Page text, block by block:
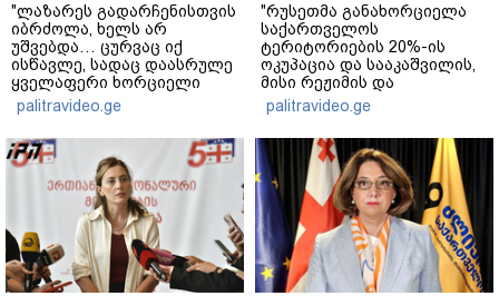
"ლაზარეს გადარჩენისთვის
იბრძოლა, ხელს არ
უშვებდა… ცურვაც იქ
ისწავლე, სადაც დაასრულე
ყველაფერი ხორციელი
ცხოვრებიდან" – რას წერს
ხობში დაღუპული დედა-
შვილის ახლობელი?
palitravideo.ge
"რუსეთმა განახორციელა
საქართველოს
ტერიტორიების 20%-ის
ოკუპაცია და სააკაშვილის,
მისი რეჟიმის და
"ნაცმოძრაობის" ღალატი
ვერანაირად ვერ
გადაფარავს ამ
დანაშაულს" - ირაკლი
კობახიძე
palitravideo.ge